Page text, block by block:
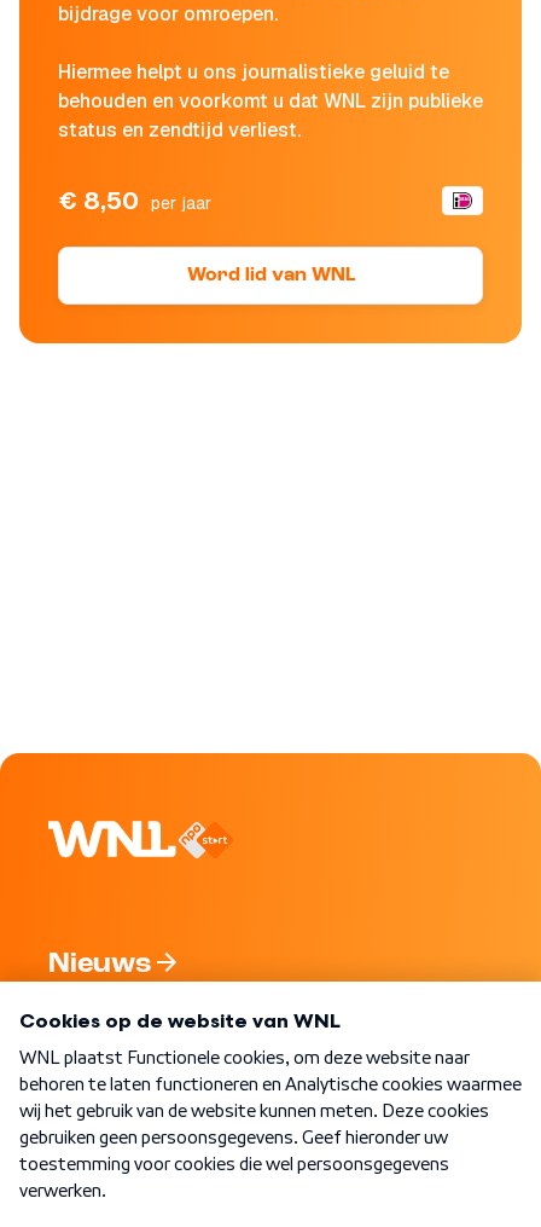
bijdrage voor omroepen.
Hiermee helpt u ons journalistieke geluid te
behouden en voorkomt u dat WNL zijn publieke
status en zendtijd verliest.
€ 8,50 per jaar
Word lid van WNL
Nieuws
Nieuwsbrief
Word Lid